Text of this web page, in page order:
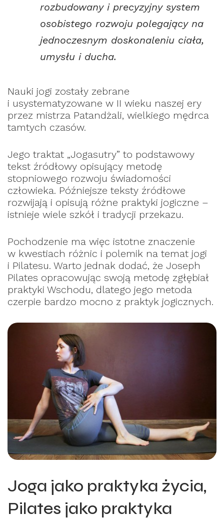
rozbudowany i precyzyjny system
osobistego rozwoju polegający na
jednoczesnym doskonaleniu ciała,
umysłu i ducha.
Nauki jogi zostały zebrane
i usystematyzowane w II wieku naszej ery
przez mistrza Patandżali, wielkiego mędrca
tamtych czasów.
Jego traktat „Jogasutry” to podstawowy
tekst źródłowy opisujący metodę
stopniowego rozwoju świadomości
człowieka. Późniejsze teksty źródłowe
rozwijają i opisują różne praktyki jogiczne –
istnieje wiele szkół i tradycji przekazu.
Pochodzenie ma więc istotne znaczenie
w kwestiach różnic i polemik na temat jogi
i Pilatesu. Warto jednak dodać, że Joseph
Pilates opracowując swoją metodę zgłębiał
praktyki Wschodu, dlatego jego metoda
czerpie bardzo mocno z praktyk jogicznych.
Joga jako praktyka życia,
Pilates jako praktyka